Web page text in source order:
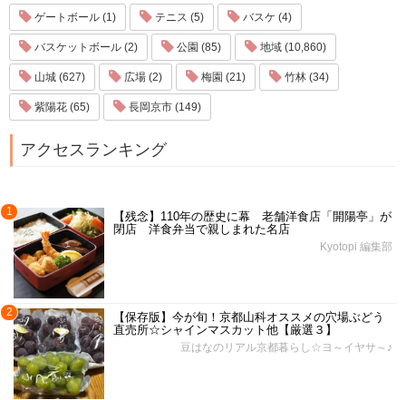
ゲートボール (1) テニス (5) バスケ (4)
バスケットボール (2) 公園 (85) 地域 (10,860)
山城 (627) 広場 (2) 梅園 (21) 竹林 (34)
紫陽花 (65) 長岡京市 (149)
アクセスランキング
1
【残念】110年の歴史に幕 老舗洋食店「開陽亭」が
閉店 洋食弁当で親しまれた名店
Kyotopi 編集部
2
【保存版】今が旬！京都山科オススメの穴場ぶどう
直売所☆シャインマスカット他【厳選３】
豆はなのリアル京都暮らし☆ヨ～イヤサ～♪